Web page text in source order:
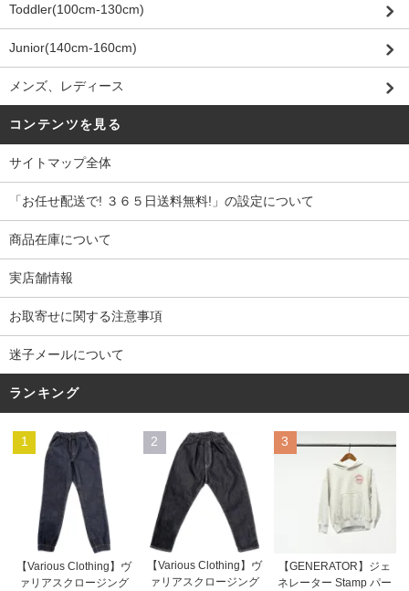
Toddler(100cm-130cm)
Junior(140cm-160cm)
メンズ、レディース
コンテンツを見る
サイトマップ全体
「お任せ配送で! ３６５日送料無料!」の設定について
商品在庫について
実店舗情報
お取寄せに関する注意事項
迷子メールについて
ランキング
1
【Various Clothing】ヴ
ァリアスクロージング
2
【Various Clothing】ヴ
ァリアスクロージング
3
【GENERATOR】ジェ
ネレーター Stamp パー